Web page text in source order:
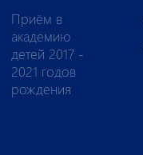
Приём в
академию
детей 2017 -
2021 годов
рождения